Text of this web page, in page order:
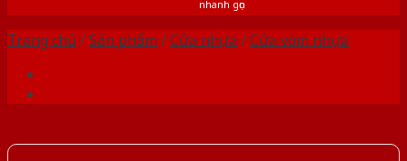
nhanh gọn
Trang chủ /Sản phẩm /Cửa nhựa /Cửa vòm nhựa